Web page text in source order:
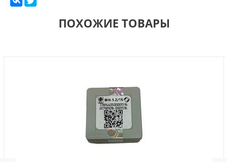
ПОХОЖИЕ ТОВАРЫ